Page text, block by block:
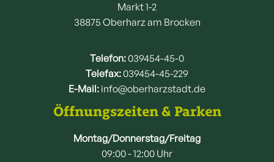
Markt 1-2
38875 Oberharz am Brocken
Telefon:039454-45-0
Telefax:039454-45-229
E-Mail: info@oberharzstadt.de
Öffnungszeiten & Parken
Montag/Donnerstag/Freitag
09:00 - 12:00 Uhr